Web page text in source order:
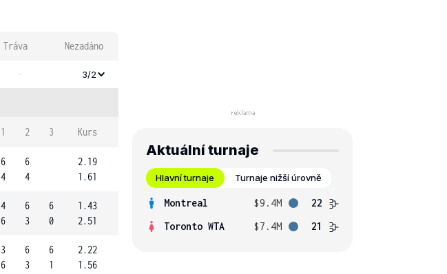
Tráva Nezadáno
- 3/2
1 2 3 Kurs
6
4
6
4
2.19
1.61
4
6
6
3
6
0
1.43
2.51
3
6
6
3
6
1
2.22
1.56
Aktuální turnaje
Hlavní turnaje Turnaje nižší úrovně
Montreal $9.4M
22
Toronto WTA
$7.4M 21